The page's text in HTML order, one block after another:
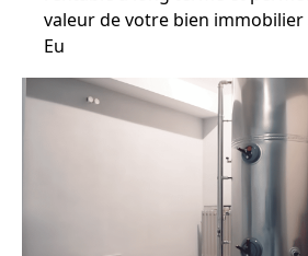
valeur de votre bien immobilier
Eu